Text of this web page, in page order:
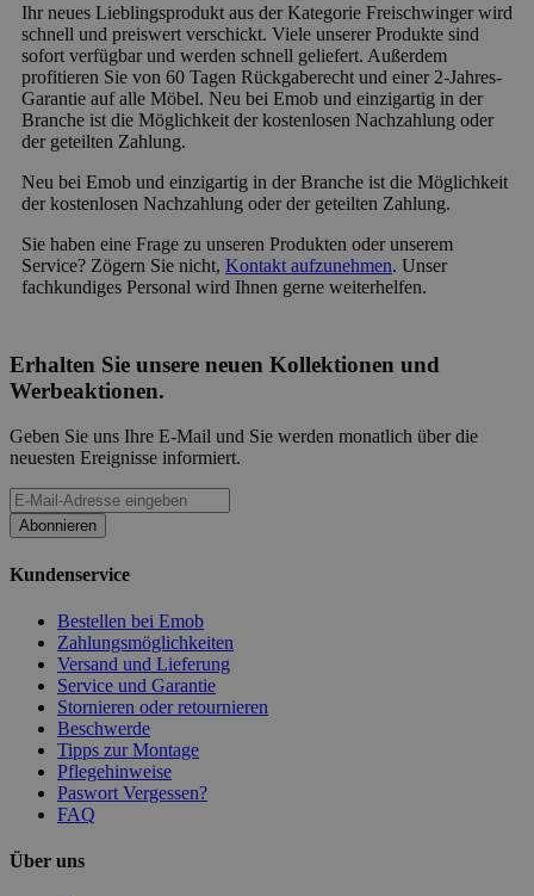
Ihr neues Lieblingsprodukt aus der Kategorie Freischwinger wird
schnell und preiswert verschickt. Viele unserer Produkte sind
sofort verfügbar und werden schnell geliefert. Außerdem
profitieren Sie von 60 Tagen Rückgaberecht und einer 2-Jahres-
Garantie auf alle Möbel. Neu bei Emob und einzigartig in der
Branche ist die Möglichkeit der kostenlosen Nachzahlung oder
der geteilten Zahlung.
Neu bei Emob und einzigartig in der Branche ist die Möglichkeit
der kostenlosen Nachzahlung oder der geteilten Zahlung.
Sie haben eine Frage zu unseren Produkten oder unserem
Service? Zögern Sie nicht, Kontakt aufzunehmen. Unser
fachkundiges Personal wird Ihnen gerne weiterhelfen.
Erhalten Sie unsere neuen Kollektionen und
Werbeaktionen.
Geben Sie uns Ihre E-Mail und Sie werden monatlich über die
neuesten Ereignisse informiert.
Abonnieren
Kundenservice
Bestellen bei Emob
Zahlungsmöglichkeiten
Versand und Lieferung
Service und Garantie
Stornieren oder retournieren
Beschwerde
Tipps zur Montage
Pflegehinweise
Paswort Vergessen?
FAQ
Über uns